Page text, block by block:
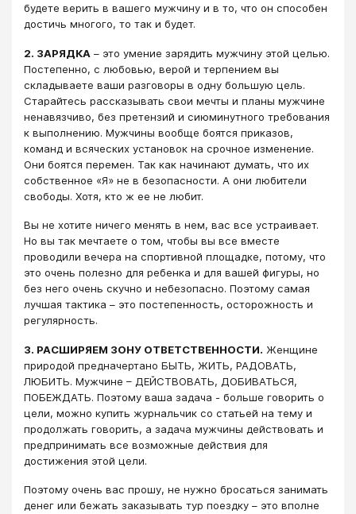
будете верить в вашего мужчину и в то, что он способен
достичь многого, то так и будет.
2. ЗАРЯДКА – это умение зарядить мужчину этой целью.
Постепенно, с любовью, верой и терпением вы
складываете ваши разговоры в одну большую цель.
Старайтесь рассказывать свои мечты и планы мужчине
ненавязчиво, без претензий и сиюминутного требования
к выполнению. Мужчины вообще боятся приказов,
команд и всяческих установок на срочное изменение.
Они боятся перемен. Так как начинают думать, что их
собственное «Я» не в безопасности. А они любители
свободы. Хотя, кто ж ее не любит.
Вы не хотите ничего менять в нем, вас все устраивает.
Но вы так мечтаете о том, чтобы вы все вместе
проводили вечера на спортивной площадке, потому, что
это очень полезно для ребенка и для вашей фигуры, но
без него очень скучно и небезопасно. Поэтому самая
лучшая тактика – это постепенность, осторожность и
регулярность.
3. РАСШИРЯЕМ ЗОНУ ОТВЕТСТВЕННОСТИ. Женщине
природой предначертано БЫТЬ, ЖИТЬ, РАДОВАТЬ,
ЛЮБИТЬ. Мужчине – ДЕЙСТВОВАТЬ, ДОБИВАТЬСЯ,
ПОБЕЖДАТЬ. Поэтому ваша задача - больше говорить о
цели, можно купить журнальчик со статьей на тему и
продолжать говорить, а задача мужчины действовать и
предпринимать все возможные действия для
достижения этой цели.
Поэтому очень вас прошу, не нужно бросаться занимать
денег или бежать заказывать тур поездку – это вполне